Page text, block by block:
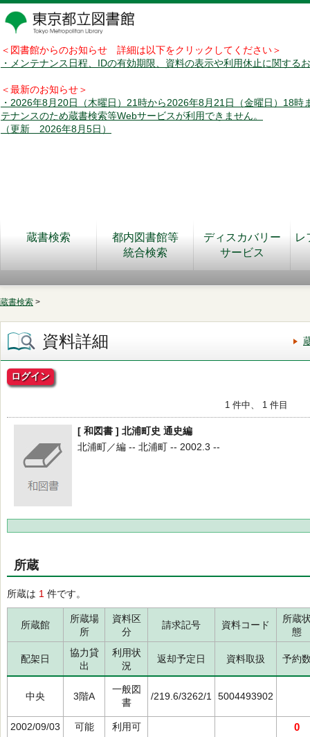
＜図書館からのお知らせ 詳細は以下をクリックしてください＞
・メンテナンス日程、IDの有効期限、資料の表示や利用休止に関する
＜最新のお知らせ＞
・2026年8月20日（木曜日）21時から2026年8月21日（金曜日）18時
テナンスのため蔵書検索等Webサービスが利用できません。
（更新 2026年8月5日）
蔵書検索
都内図書館等
統合検索
ディスカバリー
サービス
レ
蔵書検索 >
資料詳細
ログイン
1 件中、 1 件目
[ 和図書 ] 北浦町史 通史編
北浦町／編 -- 北浦町 -- 2002.3 --
所蔵
所蔵は 1 件です。
所蔵館
所蔵場
所
資料区
分
請求記号 資料コード
所蔵
態
配架日
協力貸
出
利用状
況
返却予定日 資料取扱 予約
中央 3階A
一般図
書
/219.6/3262/1 5004493902
2002/09/03 可能 利用可 0